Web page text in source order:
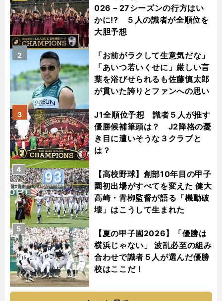
026－27シーズンの行方はい
かに!? ５人の識者が全順位を
大胆予想
「お前がラクして生意気だな」
「あいつ若いくせに」厳しい言
葉を浴びせられるも佐藤慎太郎
が貫いた誇りとファンへの思い
2
J1全順位予想 識者５人が推す
優勝候補筆頭は？ J2降格の憂
き目に遭いそうな３クラブと
は？
3
【高校野球】創部10年目の甲子
園初出場がすべてを変えた 健大
高崎・青栁監督が語る「機動破
壊」はこうして生まれた
4
【夏の甲子園2026】「優勝は
横浜じゃない」 波乱必至の組み
合わせで識者５人が選んだ優勝
校はここだ！
5